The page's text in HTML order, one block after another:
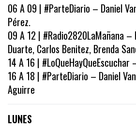
06 A 09 | #ParteDiario – Daniel
Pérez.
09 A 12 | #Radio2820LaMañana –
Duarte, Carlos Benitez, Brenda
14 A 16 |
16 A 18 | #ParteDiario – Daniel
Aguirre
LUNES